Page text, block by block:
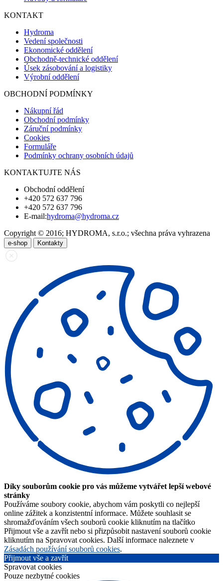
KONTAKT
Hydroma
Vedení společnosti
Ekonomické oddělení
Obchodně-technické oddělení
Úsek zásobování a logistiky
Výrobní oddělení
OBCHODNÍ PODMÍNKY
Nákupní řád
Obchodní podmínky
Záruční podmínky
Cookies
Formuláře
Podmínky ochrany osobních údajů
KONTAKTUJTE NÁS
Obchodní oddělení
+420 572 637 796
+420 572 637 796
E-mail:hydroma@hydroma.cz
Copyright © 2016; HYDROMA, s.r.o.; všechna práva vyhrazena
e-shop Kontakty
Díky souborům cookie pro vás můžeme vytvářet lepší webové
stránky
Používáme soubory cookie, abychom vám poskytli co nejlepší
online zážitek a konzistentní informace. Můžete souhlasit se
shromažďováním všech souborů cookie kliknutím na tlačítko
Přijmout vše a zavřít nebo si přizpůsobit nastavení souborů cookie
kliknutím na Spravovat cookies. Další informace naleznete v
Zásadách používání souborů cookies.
Přijmout vše a zavřít
Spravovat cookies
Pouze nezbytné cookies